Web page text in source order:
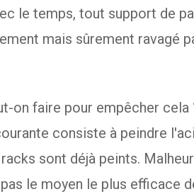
le temps, tout support de
mais sûrement ravagé
on faire pour empêcher cela
consiste à peindre
sont déjà peints.
pas le moyen le plus efficace